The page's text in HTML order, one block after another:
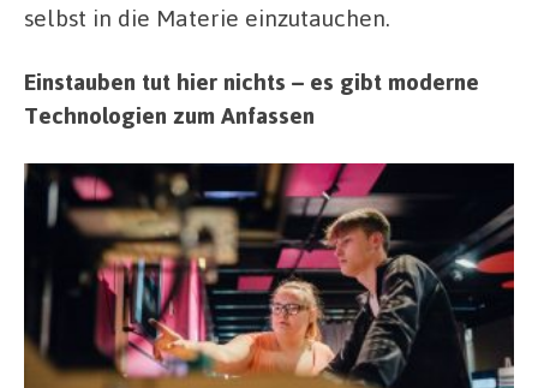
selbst in die Materie einzutauchen.
Einstauben tut hier nichts – es gibt moderne
Technologien zum Anfassen